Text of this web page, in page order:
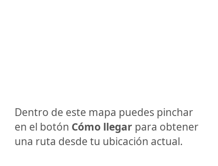
Dentro de este mapa puedes pinchar
en el botón Cómo llegar para obtener
una ruta desde tu ubicación actual.